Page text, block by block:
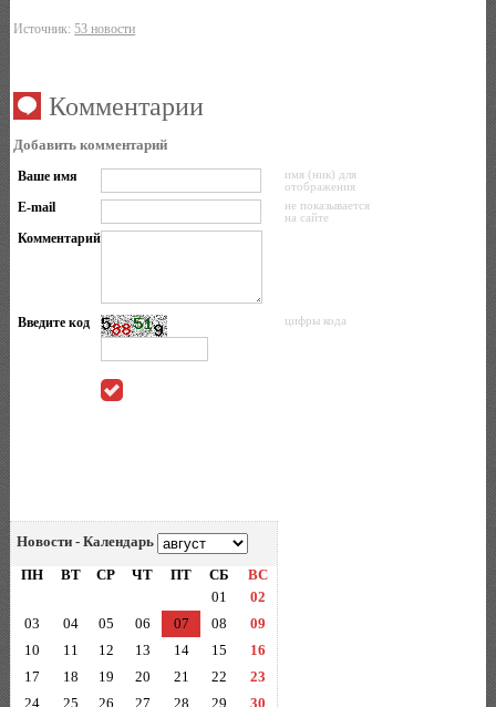
Источник:53 новости
Комментарии
Добавить комментарий
Ваше имя
имя (ник) для
отображения
E-mail
не показывается
на сайте
Комментарий
Введите код цифры кода
Новости - Календарь
ПН
ВТ СР ЧТ ПТ СБ
ВС
01
02
03
04 05 06 07 08
09
10
11 12 13 14 15
16
17
18 19 20 21 22
23
24
25 26 27 28 29 30